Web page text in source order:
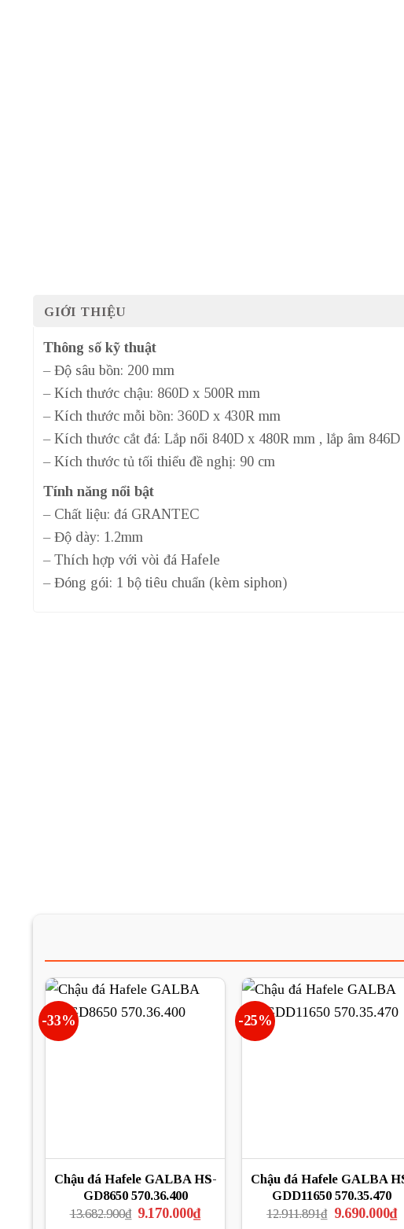
GIỚI THIỆU
Thông số kỹ thuật
– Độ sâu bồn: 200 mm
– Kích thước chậu: 860D x 500R mm
– Kích thước mỗi bồn: 360D x 430R mm
– Kích thước cắt đá: Lắp nổi 840D x 480R mm , lắp âm
– Kích thước tủ tối thiểu đề nghị: 90 cm
Tính năng nổi bật
– Chất liệu: đá GRANTEC
– Độ dày: 1.2mm
– Thích hợp với vòi đá Hafele
– Đóng gói: 1 bộ tiêu chuẩn (kèm siphon)
-33%
Chậu đá Hafele GALBA HS-
GD8650 570.36.400
13.682.900₫ Giá
9.170.000₫Giá
hiện
-25%
Chậu đá Hafele GALBA
GDD11650 570.35.470
12.911.891₫ Giá
9.690.000₫